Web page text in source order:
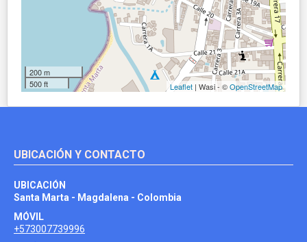
200 m
500 ft
Leaflet | Wasi - ©OpenStreetMap
UBICACIÓN Y CONTACTO
UBICACIÓN
Santa Marta - Magdalena - Colombia
MÓVIL
+573007739996